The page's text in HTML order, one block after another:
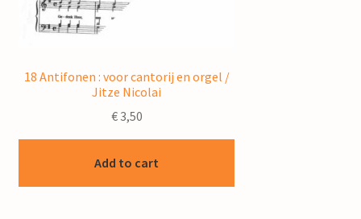
18 Antifonen : voor cantorij en orgel /
Jitze Nicolai
€3,50
Add to cart